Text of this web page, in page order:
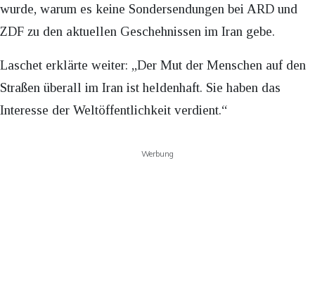
wurde, warum es keine Sondersendungen bei ARD und
ZDF zu den aktuellen Geschehnissen im Iran gebe.
Laschet erklärte weiter: „Der Mut der Menschen auf den
Straßen überall im Iran ist heldenhaft. Sie haben das
Interesse der Weltöffentlichkeit verdient.“
Werbung